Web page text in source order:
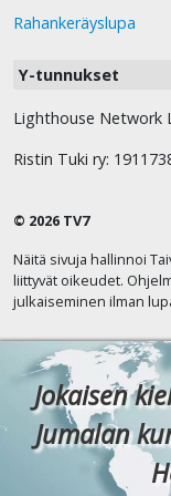
Rahankeräyslupa
Y-tunnukset
Lighthouse Network
Ristin Tuki ry:
© 2026 TV7
Näitä sivuja hallinnoi
liittyvät oikeudet.
julkaiseminen ilman
Jokaisen
Jumalan